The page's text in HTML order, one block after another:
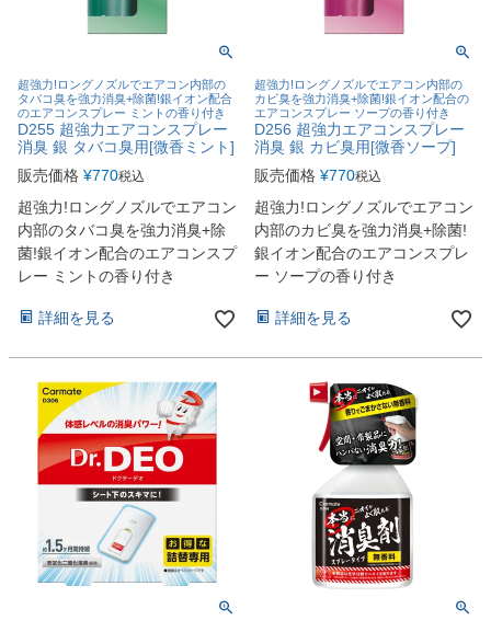
超強力!ロングノズルでエアコン内部の
タバコ臭を強力消臭+除菌!銀イオン配合
のエアコンスプレー ミントの香り付き
D255 超強力エアコンスプレー
消臭 銀 タバコ臭用[微香ミント]
販売価格 ¥770税込
超強力!ロングノズルでエアコン
内部のタバコ臭を強力消臭+除
菌!銀イオン配合のエアコンスプ
レー ミントの香り付き
詳細を見る
超強力!ロングノズルでエアコン内部の
カビ臭を強力消臭+除菌!銀イオン配合の
エアコンスプレー ソープの香り付き
D256 超強力エアコンスプレー
消臭 銀 カビ臭用[微香ソープ]
販売価格 ¥770税込
超強力!ロングノズルでエアコン
内部のカビ臭を強力消臭+除菌!
銀イオン配合のエアコンスプレ
ー ソープの香り付き
詳細を見る